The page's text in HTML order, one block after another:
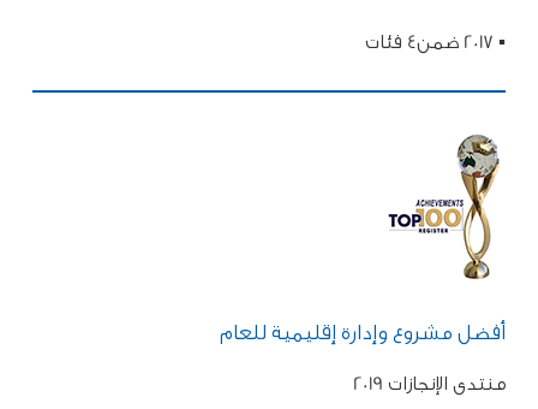
▪ 2017 ضمن4 فئات
أفضل مشروع وإدارة إقليمية للعام
منتدى الإنجازات 2019